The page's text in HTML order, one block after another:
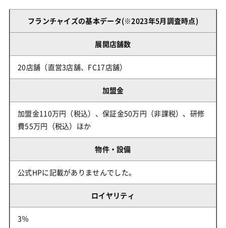
フランチャイズの基本データ(※2023年5月調査時点)
展開店舗数
20店舗（直営3店舗、FC17店舗）
加盟金
加盟金110万円（税込）、保証金50万円（非課税）、研修
費55万円（税込）ほか
物件・設備
公式HPに記載がありませんでした。
ロイヤリティ
3％